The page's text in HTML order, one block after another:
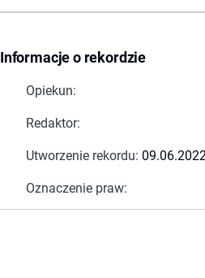
Informacje o rekordzie
Opiekun:
Redaktor:
Utworzenie rekordu:
Oznaczenie praw: